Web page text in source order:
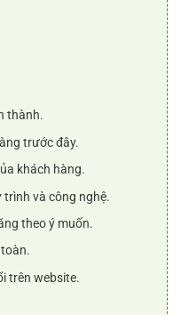
thành.
trước đây.
khách hàng.
trình và công nghệ.
theo ý muốn.
trên website.